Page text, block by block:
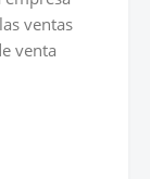
ventas
venta